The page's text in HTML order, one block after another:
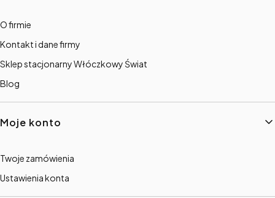
O firmie
Kontakt i dane firmy
Sklep stacjonarny Włóczkowy Świat
Blog
Moje konto
Twoje zamówienia
Ustawienia konta